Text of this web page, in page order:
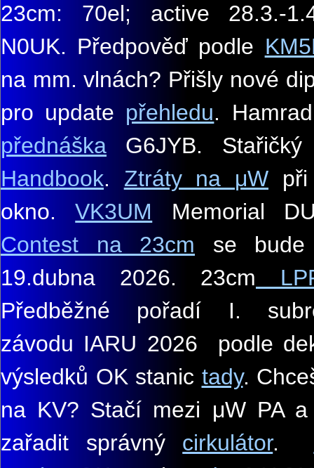
23cm: 70el; active 28.3.-
N0UK. Předpověď podle
na mm. vlnách? Přišly nové
pro update přehledu.
přednáška G6JYB. Stařičký
Handbook. Ztráty na μW
okno.VK3UM Memorial
Contest na 23cm se bude
19.dubna 2026. 23cm
Předběžné pořadí I.
závodu IARU 2026 podle
výsledků OK stanic tady.
na KV? Stačí mezi μW PA
zařadit správný cirkulátor.